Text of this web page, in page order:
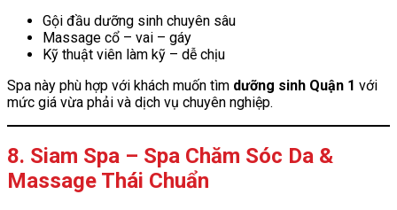
Gội đầu dưỡng sinh chuyên sâu
Massage cổ – vai – gáy
Kỹ thuật viên làm kỹ – dễ chịu
Spa này phù hợp với khách muốn tìm dưỡng sinh Quận 1 với
mức giá vừa phải và dịch vụ chuyên nghiệp.
8. Siam Spa – Spa Chăm Sóc Da &
Massage Thái Chuẩn